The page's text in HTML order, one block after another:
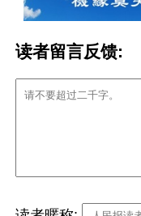
读者留言反馈: